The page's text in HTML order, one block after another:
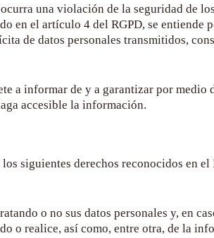
una violación de la seguridad de
en el artículo 4 del RGPD, se entiende
de datos personales transmitidos,
a informar de y a garantizar por medio
accesible la información.
siguientes derechos reconocidos en
o no sus datos personales y, en
o realice, así como, entre otra, de la